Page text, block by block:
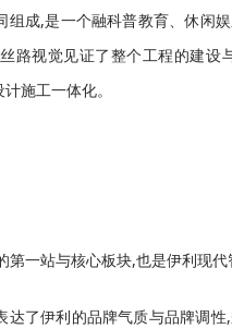
组成,是一个融科普教育、休闲
路视觉见证了整个工程的建设
施工一体化。
一站与核心板块,也是伊利现代
了伊利的品牌气质与品牌调